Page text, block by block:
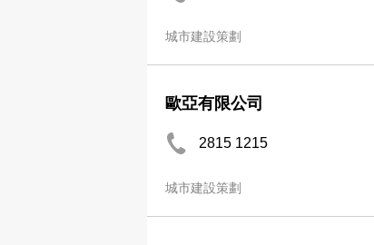
城市建設策劃
歐亞有限公司
2815 1215
城市建設策劃